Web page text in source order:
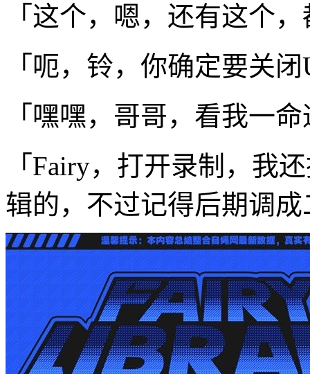
「这个，嗯，还有这个
「呃，铃，你确定要关
「嘿嘿，哥哥，看我一
「Fairy，打开录制，我
辑的，不过记得后期调